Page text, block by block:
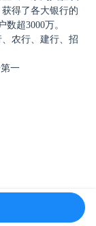
得了各大银行的
超3000万。
农行、建行、招
一